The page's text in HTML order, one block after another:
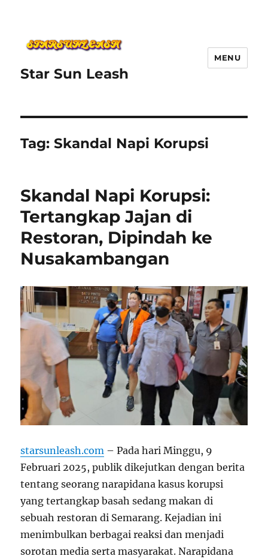
Star Sun Leash
MENU
Tag:Skandal Napi Korupsi
Skandal Napi Korupsi:
Tertangkap Jajan di
Restoran, Dipindah ke
Nusakambangan
starsunleash.com –Pada hari Minggu, 9
Februari 2025, publik dikejutkan dengan berita
tentang seorang narapidana kasus korupsi
yang tertangkap basah sedang makan di
sebuah restoran di Semarang. Kejadian ini
menimbulkan berbagai reaksi dan menjadi
sorotan media serta masyarakat. Narapidana